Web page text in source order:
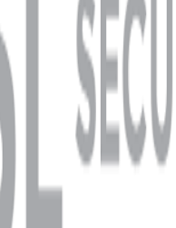
- 19:30, Cumartesi 10:00 - 18:00